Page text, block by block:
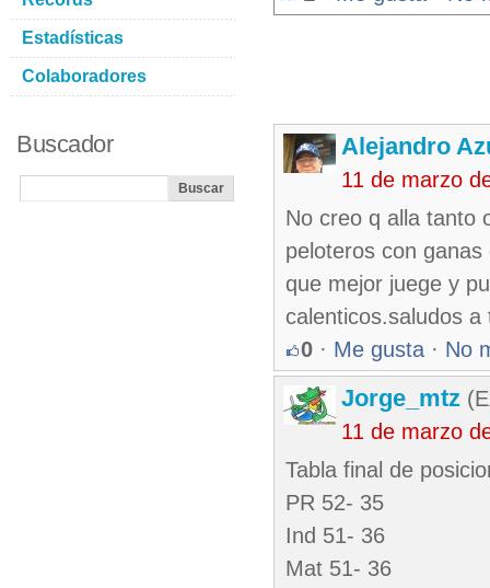
Alejandro
11 de marzo
No creo q alla tanto
peloteros con
que mejor juege y
calenticos.saludos
0 · Me gusta · No
Jorge_mtz
11 de marzo
Tabla final de
PR 52- 35
Ind 51- 36
Mat 51- 36
Estadísticas
Colaboradores
Buscador